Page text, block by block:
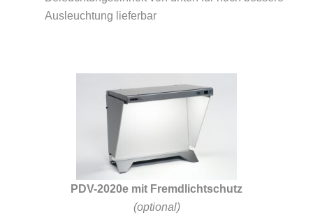
Ausleuchtung lieferbar
PDV-2020e mit Fremdlichtschutz
(optional)